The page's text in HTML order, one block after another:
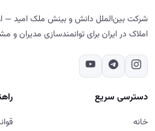
شرکت بین‌الملل دانش و بینش ملک امید —
املاک در ایران برای توانمندسازی مدیران و
دسترسی سریع
خانه